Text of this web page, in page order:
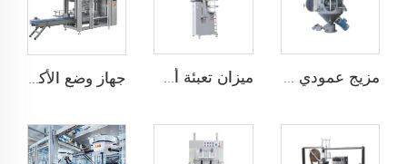
جهاز وضع الأكياس تلقائيًا JCN-G1-1A